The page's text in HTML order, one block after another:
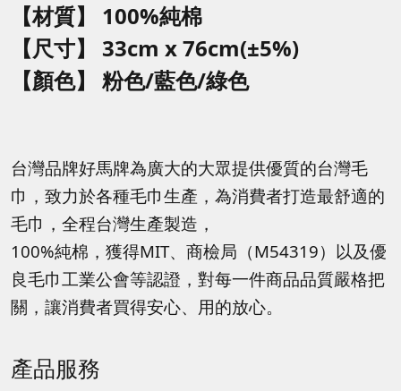
【材質】 100%純棉
【尺寸】 33cm x 76cm(±5%)
【顏色】 粉色/藍色/綠色
台灣品牌好馬牌為廣大的大眾提供優質的台灣毛
巾，致力於各種毛巾生產，為消費者打造最舒適的
毛巾，全程台灣生產製造，
100%純棉，獲得MIT、商檢局（M54319）以及優
良毛巾工業公會等認證，對每一件商品品質嚴格把
關，讓消費者買得安心、用的放心。
產品服務